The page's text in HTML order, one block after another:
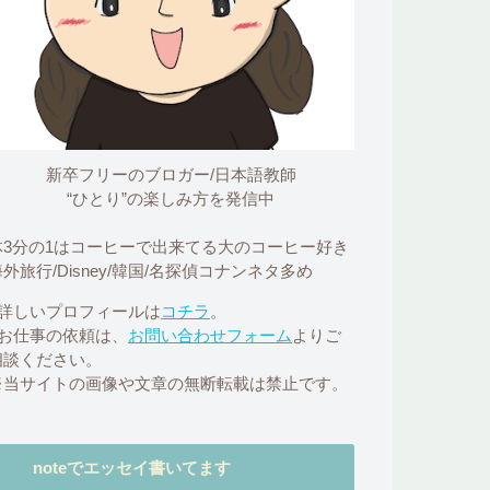
新卒フリーのブロガー/日本語教師
“ひとり”の楽しみ方を発信中
3分の1はコーヒーで出来てる大のコーヒー好き
外旅行/Disney/韓国/名探偵コナンネタ多め
しいプロフィールはコチラ 。
仕事の依頼は、 お問い合わせフォーム よりご
ください。
サイトの画像や文章の無断転載は禁止です。
noteでエッセイ書いてます